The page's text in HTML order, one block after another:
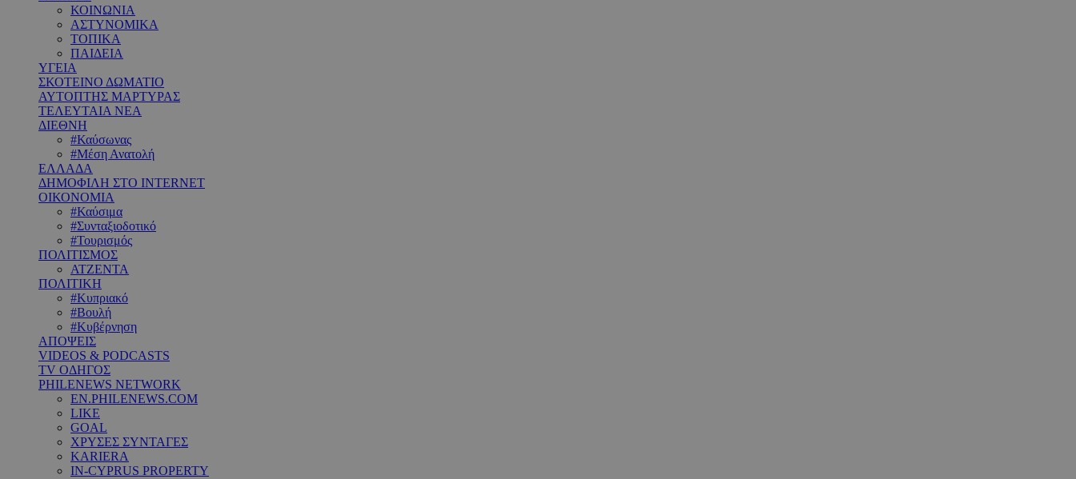
ΚΟΙΝΩΝΙΑ
ΑΣΤΥΝΟΜΙΚΑ
ΤΟΠΙΚΑ
ΠΑΙΔΕΙΑ
ΥΓΕΙΑ
ΣΚΟΤΕΙΝΟ ΔΩΜΑΤΙΟ
ΑΥΤΟΠΤΗΣ ΜΑΡΤΥΡΑΣ
ΤΕΛΕΥΤΑΙΑ ΝΕΑ
ΔΙΕΘΝΗ
#Καύσωνας
#Μέση Ανατολή
ΕΛΛΑΔΑ
ΔΗΜΟΦΙΛΗ ΣΤΟ INTERNET
ΟΙΚΟΝΟΜΙΑ
#Καύσιμα
#Συνταξιοδοτικό
#Τουρισμός
ΠΟΛΙΤΙΣΜΟΣ
ΑΤΖΕΝΤΑ
ΠΟΛΙΤΙΚΗ
#Κυπριακό
#Βουλή
#Κυβέρνηση
ΑΠΟΨΕΙΣ
VIDEOS & PODCASTS
TV ΟΔΗΓΟΣ
PHILENEWS NETWORK
EN.PHILENEWS.COM
LIKE
GOAL
ΧΡΥΣΕΣ ΣΥΝΤΑΓΕΣ
KARIERA
IN-CYPRUS PROPERTY